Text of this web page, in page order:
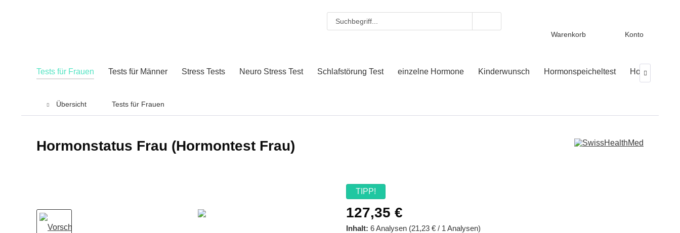
Warenkorb Konto
Tests für Frauen Tests für Männer Stress Tests Neuro Stress Test Schlafstörung Test einzelne Hormone Kinderwunsch Hormonspeicheltest Hormontest

Übersicht Tests für Frauen
Hormonstatus Frau (Hormontest Frau)
TIPP!
127,35 €
Inhalt: 6 Analysen (21,23 € / 1 Analysen)